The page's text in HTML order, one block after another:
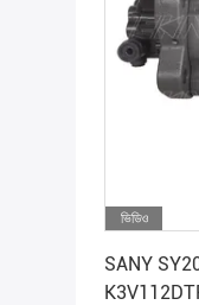
ভিডিও
SANY